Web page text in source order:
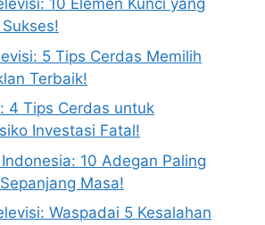
10 Elemen Kunci yang
5 Tips Cerdas Memilih
Terbaik!
4 Tips Cerdas untuk
Investasi Fatal!
10 Adegan Paling
Masa!
Waspadai 5 Kesalahan